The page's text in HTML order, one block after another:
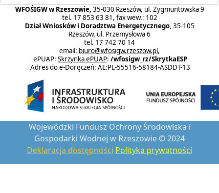
WFOŚIGW w Rzeszowie, 35-030 Rzeszów, ul. Zygmuntowska 9
tel. 17 853 63 81, fax wew.: 102
Dział Wniosków i Doradztwa Energetycznego, 35-105
Rzeszów, ul. Przemysłowa 6
tel. 17 742 70 14
email: biuro@wfosigw.rzeszow.pl,
ePUAP: Skrzynka ePUAP: /wfosigw_rz/SkrytkaESP
Adres do e-Doręczeń: AE:PL-55516-58184-ASDDT-13
Wojewódzki Fundusz Ochrony Środowiska i
Gospodarki Wodnej w Rzeszowie © 2024
Deklaracja dostępności Polityka prywatności